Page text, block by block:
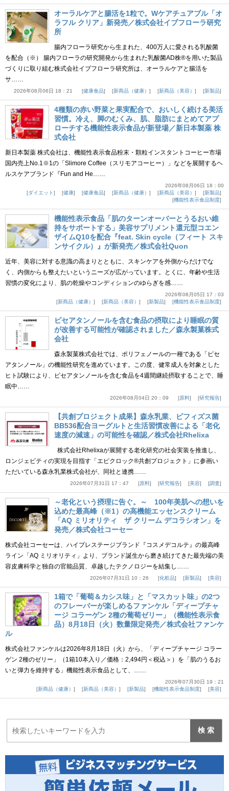
オーラルケアと腸活を1粒で。Wケアチュアブル「オ
ラフル クリア」新発売／株式会社イブフローラ研究
所
腸内フローラ研究から生まれた、400万人に愛される乳酸菌
を配合（※） 腸内フローラの研究開発から生まれた乳酸菌AD株®を用いた製品
づくりに取り組む株式会社イブフローラ研究所は、オーラルケアと腸活を
サ……
2026年08月06日 18：21 健康食品 新商品（健康） 新商品（美容） 新製品
4種類の赤い野菜と果実配合で、おいしく続ける美活
習慣。冷え、脚のむくみ、肌、脂肪にまとめてアプ
ローチする機能性表示食品が新登場／新日本製薬 株
式会社
新日本製薬 株式会社は、機能性表示食品粉末・顆粒インスタントコーヒー市場
国内売上No.1※1の「Slimore Coffee（スリモアコーヒー）」などを展開するヘ
ルスケアブランド『Fun and He……
2026年08月06日 18：00
ダイエット
健康 健康食品 新商品（健康） 新商品（美容）
新製品
機能性表示食品制度
機能性表示食品「肌のターンオーバーとうるおい維
持をサポートする」美容サプリメント還元型コエン
ザイムQ10を配合『feat. Skin cycle（フィート スキ
ンサイクル）』が新発売／株式会社Quon
近年、美容に対する意識の高まりとともに、スキンケアを外側からだけでな
く、内側からも整えたいというニーズが広がっています。とくに、年齢や生活
習慣の変化により、肌の乾燥やコンディションのゆらぎを感……
2026年08月05日 17：03
新商品（健康）
新商品（美容） 新製品 機能性表示食品制度
ピセアタンノールを含む食品の摂取により睡眠の質
が改善する可能性が確認されました／森永製菓株式
会社
森永製菓株式会社では、ポリフェノールの一種である「ピセ
アタンノール」の機能性研究を進めています。この度、健常成人を対象とした
ヒト試験により、ピセアタンノールを含む食品を4週間継続摂取することで、睡
眠中……
2026年08月04日 20：09 原料 研究報告
【共創プロジェクト成果】森永乳業、ビフィズス菌
BB536配合ヨーグルトと生活習慣改善による「老化
速度の減速」の可能性を確認／株式会社Rhelixa
株式会社Rhelixaが展開する老化研究の社会実装を推進し、
ロンジェビティの実現を目指す「エピクロック®共創プロジェクト」に参画い
ただいている森永乳業株式会社が、同社と連携……
2026年07月31日 17：47 原料 研究報告 美容 調査
～老化という摂理に告ぐ。～ 100年美肌への想いを
込めた最高峰（※1）の高機能エッセンスクリーム
「AQ ミリオリティ ザ クリーム デコラシオン」を
発売／株式会社コーセー
株式会社コーセーは、ハイプレステージブランド『コスメデコルテ』の最高峰
ライン「AQ ミリオリティ」より、ブランド誕生から磨き続けてきた最先端の美
容皮膚科学と独自の官能品質、卓越したテクノロジーを結集し……
2026年07月31日 10：26 化粧品 新製品 美容
1箱で「葡萄＆カシス味」と「マスカット味」の2つ
のフレーバーが楽しめるファンケル「ディープチャ
ージ コラーゲン 2種の葡萄ゼリー」（機能性表示食
品）8月18日（火）数量限定発売／株式会社ファンケ
ル
株式会社ファンケルは2026年8月18日（火）から、「ディープチャージ コラー
ゲン 2種のゼリー」（1箱10本入り／価格：2,494円＜税込＞）を「肌のうるお
いと弾力を維持する」機能性表示食品として、……
2026年07月30日 19：21
新商品（健康）
新商品（美容） 新製品 機能性表示食品制度 美容